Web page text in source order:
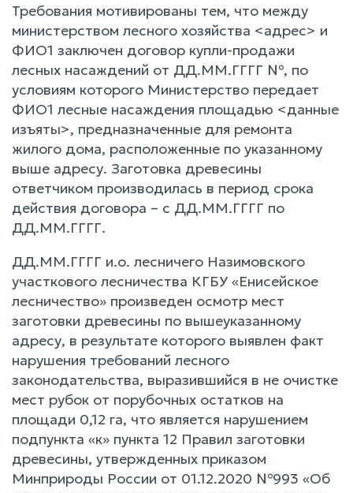
Требования мотивированы тем, что между
министерством лесного хозяйства <адрес> и
ФИО1 заключен договор купли-продажи
лесных насаждений от ДД.ММ.ГГГГ №, по
условиям которого Министерство передает
ФИО1 лесные насаждения площадью <данные
изъяты>, предназначенные для ремонта
жилого дома, расположенные по указанному
выше адресу. Заготовка древесины
ответчиком производилась в период срока
действия договора – с ДД.ММ.ГГГГ по
ДД.ММ.ГГГГ.
ДД.ММ.ГГГГ и.о. лесничего Назимовского
участкового лесничества КГБУ «Енисейское
лесничество» произведен осмотр мест
заготовки древесины по вышеуказанному
адресу, в результате которого выявлен факт
нарушения требований лесного
законодательства, выразившийся в не очистке
мест рубок от порубочных остатков на
площади 0,12 га, что является нарушением
подпункта «к» пункта 12 Правил заготовки
древесины, утвержденных приказом
Минприроды России от 01.12.2020 №993 «Об